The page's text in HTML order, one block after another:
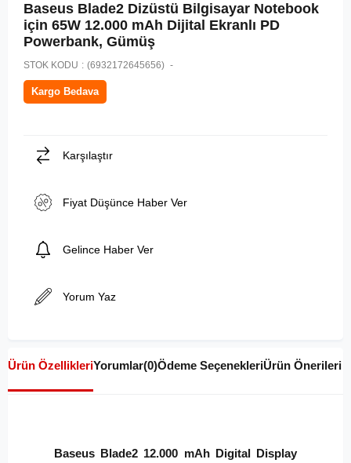
Baseus Blade2 Dizüstü Bilgisayar Notebook
için 65W 12.000 mAh Dijital Ekranlı PD
Powerbank, Gümüş
STOK KODU (6932172645656)
Kargo Bedava
Karşılaştır
Fiyat Düşünce Haber Ver
Gelince Haber Ver
Yorum Yaz
Ürün ÖzellikleriYorumlar(0)Ödeme SeçenekleriÜrün Önerileri
Baseus Blade2 12.000 mAh Digital Display